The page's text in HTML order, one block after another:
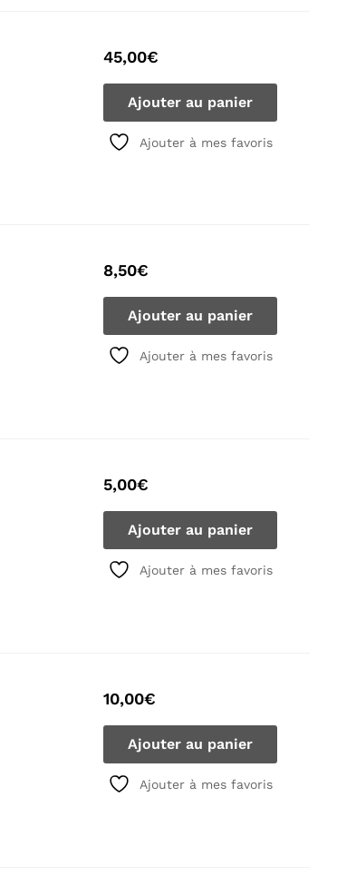
45,00€
Ajouter au panier
Ajouter à mes favoris
8,50€
Ajouter au panier
Ajouter à mes favoris
5,00€
Ajouter au panier
Ajouter à mes favoris
10,00€
Ajouter au panier
Ajouter à mes favoris